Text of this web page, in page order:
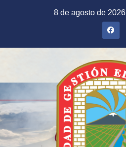
8 de agosto de 2026